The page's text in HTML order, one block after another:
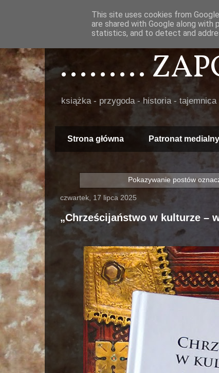
.........
książka - przygoda - historia -
Strona główna Patronat medialny
Pokazywanie postów
czwartek, 17 lipca 2025
„Chrześcijaństwo w kulturze –
This site uses cookies from
are shared with Google along
statistics, and to detect and